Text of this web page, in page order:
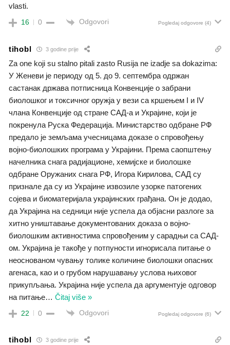
vlasti.
16 0 Odgovori Pogledaj odgovore (4)
tihobl 3 godine prije
Za one koji su stalno pitali zasto Rusija ne izadje sa dokazima:
У Женеви је периоду од 5. до 9. септембра одржан
састанак држава потписница Конвенције о забрани
биолошког и токсичног оружја у вези са кршењем I и IV
члана Конвенције од стране САД-а и Украјине, који је
покренула Руска Федерација. Министарство одбране РФ
предало је земљама учесницама доказе о спровођењу
војно-биолошких програма у Украјини. Према саопштењу
начелника снага радијационе, хемијске и биолошке
одбране Оружаних снага РФ, Игора Кирилова, САД су
признале да су из Украјине извозиле узорке патогених
сојева и биоматеријала украјинских грађана. Он је додао,
да Украјина на седници није успела да објасни разлоге за
хитно уништавање документованих доказа о војно-
биолошким активностима спровођеним у сарадњи са САД-
ом. Украјина је такође у потпуности игнорисала питање о
неоснованом чувању толике количине биолошки опасних
агенаса, као и о грубом нарушавању услова њиховог
прикупљања. Украјина није успела да аргументује одговор
на питање… Čitaj više »
22 0 Odgovori Pogledaj odgovore (6)
tihobl 3 godine prije